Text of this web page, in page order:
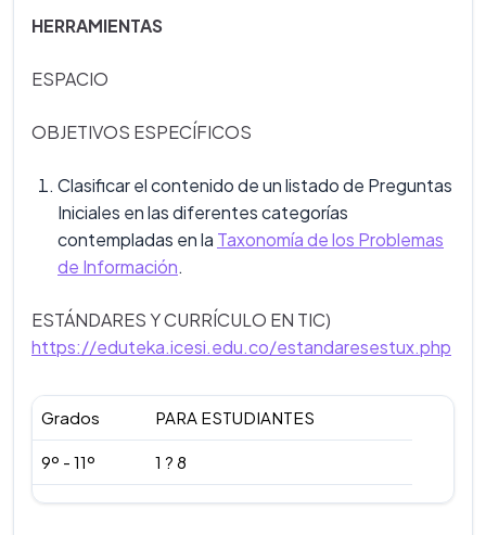
HERRAMIENTAS
ESPACIO
OBJETIVOS ESPECÍFICOS
Clasificar el contenido de un listado de Preguntas
Iniciales en las diferentes categorías
contempladas en la Taxonomía de los Problemas
de Información.
ESTÁNDARES Y CURRÍCULO EN TIC)
https://eduteka.icesi.edu.co/estandaresestux.php
Grados PARA ESTUDIANTES
9º - 11º 1 ? 8